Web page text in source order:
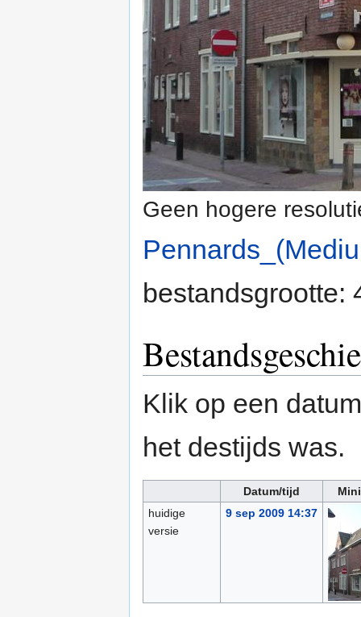
Geen hogere
bestandsgrootte:
Klik op een
het destijds was.
Datum/tijd
huidige
versie
9 sep 2009 14:37